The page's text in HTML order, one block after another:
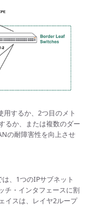
用するか、2つ目のメト
るか、または複数のダー
の耐障害性を向上させ
、1つのIPサブネット
チ・インタフェースに割
イスは、レイヤ2ループ